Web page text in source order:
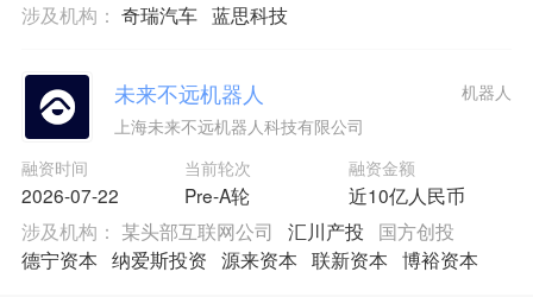
涉及机构： 奇瑞汽车 蓝思科技
未来不远机器人
上海未来不远机器人科技有限公司
融资时间
2026-07-22
当前轮次
Pre-A轮
融资金额
近10亿人民币
机器人
涉及机构： 某头部互联网公司 汇川产投
国方创投
德宁资本 纳爱斯投资 源来资本 联新资本 博裕资本